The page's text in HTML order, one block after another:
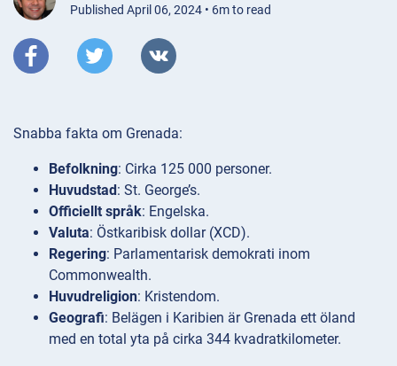
Published April 06, 2024 • 6m to read
Snabba fakta om Grenada:
Befolkning: Cirka 125 000 personer.
Huvudstad: St. George’s.
Officiellt språk: Engelska.
Valuta: Östkaribisk dollar (XCD).
Regering: Parlamentarisk demokrati inom
Commonwealth.
Huvudreligion: Kristendom.
Geografi: Belägen i Karibien är Grenada ett öland
med en total yta på cirka 344 kvadratkilometer.